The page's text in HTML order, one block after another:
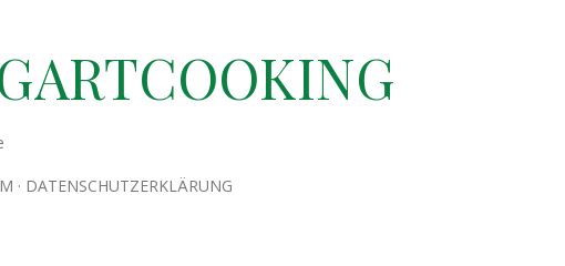
DATENSCHUTZERKLÄRUNG